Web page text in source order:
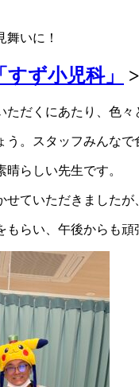
舞いに！
ず小児科」 >
ただくにあたり、色
う。スタッフみんな
らしい先生です。
せていただきました
らい、午後からも頑